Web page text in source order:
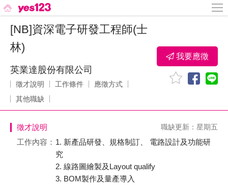
[NB]資深電子研發工程師(士
林)
英業達股份有限公司
徵才說明 工作條件
應徵方式
其他職缺
我要應徵
徵才說明 職缺更新：星期五
工作內容： 1. 新產品研發、規格制訂、 電路設計及功能研
究
2. 線路圖繪製及Layout qualify
3. BOM製作及量產導入